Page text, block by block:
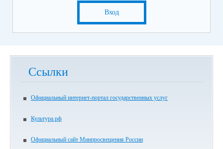
Вход
Ссылки
Официальный интернет-портал государственных услуг
Культура.рф
Официальный сайт Минпросвещения России